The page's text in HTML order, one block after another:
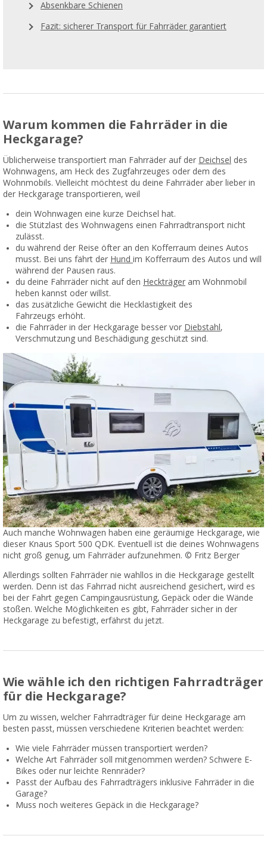
Absenkbare Schienen
Fazit: sicherer Transport für Fahrräder garantiert
Warum kommen die Fahrräder in die
Heckgarage?
Üblicherweise transportiert man Fahrräder auf der Deichsel des
Wohnwagens, am Heck des Zugfahrzeuges oder dem des
Wohnmobils. Vielleicht möchtest du deine Fahrräder aber lieber in
der Heckgarage transportieren, weil
dein Wohnwagen eine kurze Deichsel hat.
die Stützlast des Wohnwagens einen Fahrradtransport nicht
zulässt.
du während der Reise öfter an den Kofferraum deines Autos
musst. Bei uns fährt der Hund im Kofferraum des Autos und will
während der Pausen raus.
du deine Fahrräder nicht auf den Heckträger am Wohnmobil
heben kannst oder willst.
das zusätzliche Gewicht die Hecklastigkeit des
Fahrzeugs erhöht.
die Fahrräder in der Heckgarage besser vor Diebstahl ,
Verschmutzung und Beschädigung geschützt sind.
Auch manche Wohnwagen haben eine geräumige Heckgarage, wie
dieser Knaus Sport 500 QDK. Eventuell ist die deines Wohnwagens
nicht groß genug, um Fahrräder aufzunehmen. © Fritz Berger
Allerdings sollten Fahrräder nie wahllos in die Heckgarage gestellt
werden. Denn ist das Fahrrad nicht ausreichend gesichert, wird es
bei der Fahrt gegen Campingausrüstung, Gepäck oder die Wände
stoßen. Welche Möglichkeiten es gibt, Fahrräder sicher in der
Heckgarage zu befestigt, erfährst du jetzt.
Wie wähle ich den richtigen Fahrradträger
für die Heckgarage?
Um zu wissen, welcher Fahrradträger für deine Heckgarage am
besten passt, müssen verschiedene Kriterien beachtet werden:
Wie viele Fahrräder müssen transportiert werden?
Welche Art Fahrräder soll mitgenommen werden? Schwere E-
Bikes oder nur leichte Rennräder?
Passt der Aufbau des Fahrradträgers inklusive Fahrräder in die
Garage?
Muss noch weiteres Gepäck in die Heckgarage?